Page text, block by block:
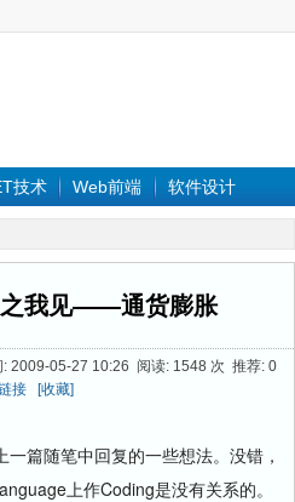
技术 Web前端 软件设计
之我见——通货膨胀
: 2009-05-27 10:26 阅读: 1548 次 推荐: 0
接
[收藏]
篇随笔中回复的一些想法。没错，
上作Coding是没有关系的。